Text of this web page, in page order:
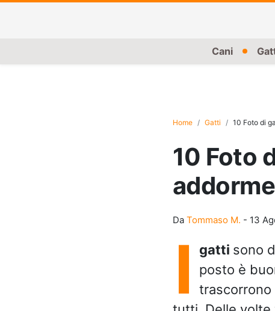
Cani
Home Gatti 10 Foto di
10 Foto
Da Tommaso M. - 13
I gatti sono
posto è
trascorrono